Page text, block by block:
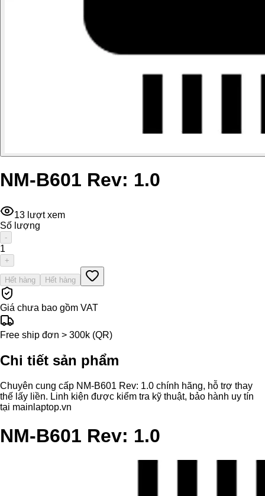
NM-B601 Rev: 1.0
13 lượt xem
Số lượng
-
1
+
Hết hàng Hết hàng
Giá chưa bao gồm VAT
Free ship đơn > 300k (QR)
Chi tiết sản phẩm
Chuyên cung cấp NM-B601 Rev: 1.0 chính hãng, hỗ trợ thay
thế lấy liền. Linh kiện được kiểm tra kỹ thuật, bảo hành uy tín
tại mainlaptop.vn
NM-B601 Rev: 1.0